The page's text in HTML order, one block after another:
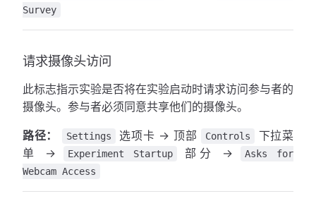
Survey
请求摄像头访问
此标志指示实验是否将在实验启动时请求访问参与者的
摄像头。参与者必须同意共享他们的摄像头。
路径： Settings 选项卡 → 顶部 Controls
下拉菜
单 →
Experiment Startup 部分 →
Asks for
Webcam Access